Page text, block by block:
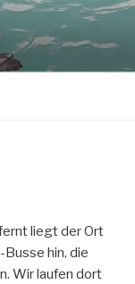
liegt der Ort
hin, die
Wir laufen dort